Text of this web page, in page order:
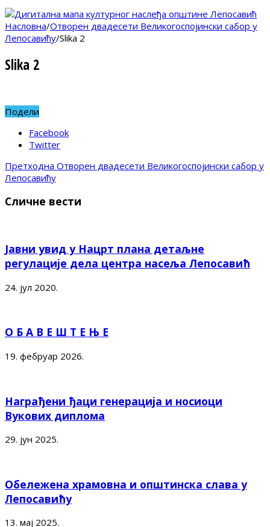
Насловна/Отворен двадесети Великогоспојински сабор у
Лепосавићу/Slika 2
Slika 2
Подели
Facebook
Twitter
Претходна Отворен двадесети Великогоспојински сабор у
Лепосавићу
Сличне вести
Јавни увид у Нацрт плана детаљне
регулације дела центра насеља Лепосавић
24. јул 2020.
О Б А В Е Ш Т Е Њ Е
19. фебруар 2026.
Награђени ђаци генерација и носиоци
Вукових диплома
29. јун 2025.
Обележена храмовна и општинска слава у
Лепосавићу
13. мај 2025.